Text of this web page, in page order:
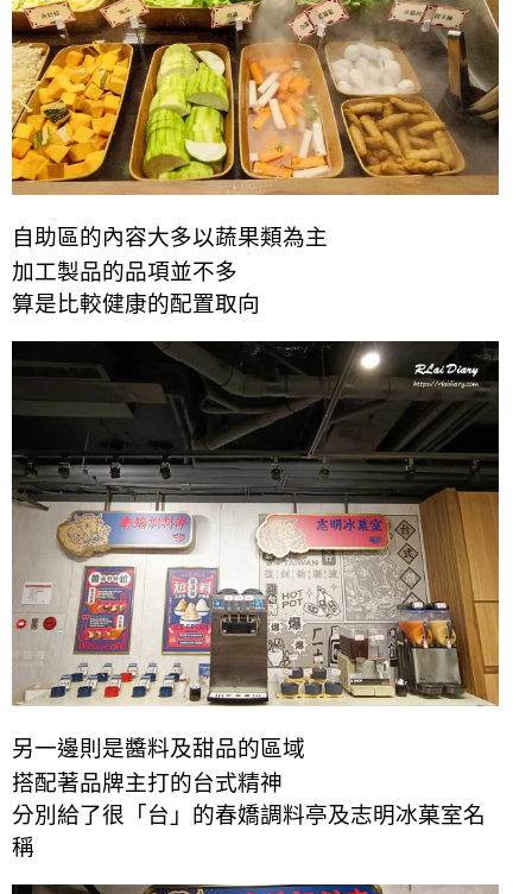
自助區的內容大多以蔬果類為主
加工製品的品項並不多
算是比較健康的配置取向
另一邊則是醬料及甜品的區域
搭配著品牌主打的台式精神
分別給了很「台」的春嬌調料亭及志明冰菓室名
稱